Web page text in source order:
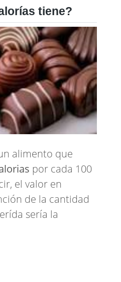
tiene?
alimento que
por cada 100
el valor en
de la cantidad
sería la